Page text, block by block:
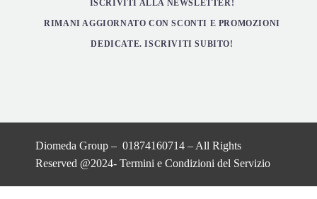
ISCRIVITI ALLA NEWSLETTER!
RIMANI AGGIORNATO CON SCONTI E PROMOZIONI
DEDICATE. ISCRIVITI SUBITO!
Diomeda Group – 01874160714 – All Rights
Reserved @2024- Termini e Condizioni del Servizio